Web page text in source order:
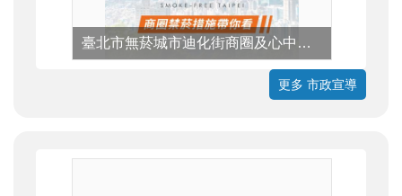
臺北市無菸城市迪化街商圈及心中山線形公園周邊商圈禁菸宣導
更多 市政宣導